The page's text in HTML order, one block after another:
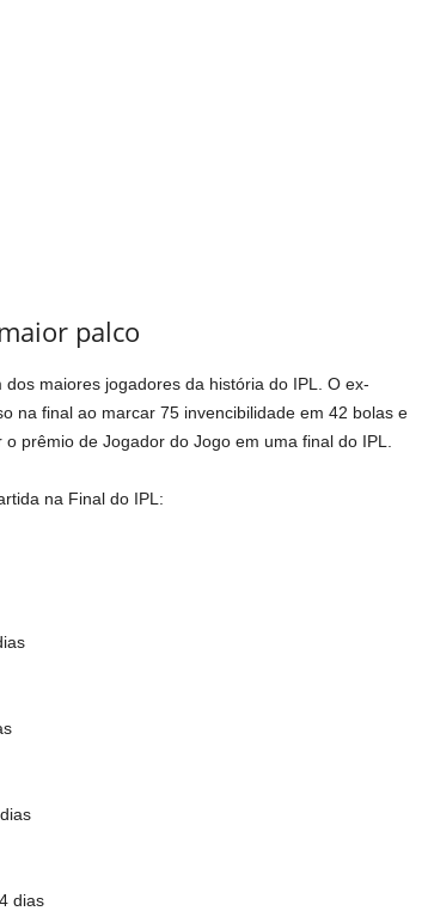
palco
maiores jogadores da história do IPL. O ex-
na final ao marcar 75 invencibilidade em 42 bolas e
prêmio de Jogador do Jogo em uma final do IPL.
na Final do IPL:
dias